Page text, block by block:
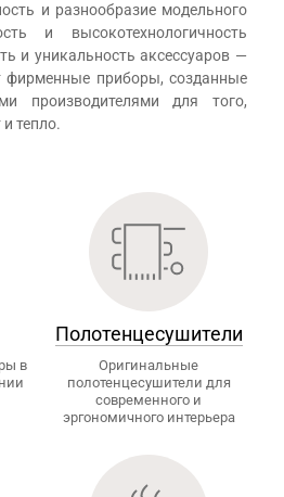
и разнообразие модельного
и высокотехнологичность
и уникальность аксессуаров —
фирменные приборы, созданные
производителями для того,
тепло.
в
Полотенцесушители
Оригинальные
полотенцесушители для
современного и
эргономичного интерьера